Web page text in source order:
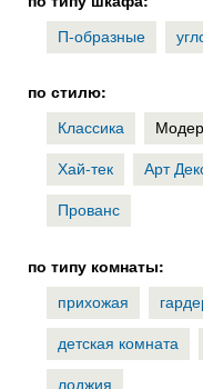
П-образные
по стилю:
Классика
Хай-тек
Арт
Прованс
по типу комнаты:
прихожая
детская комната
лоджия